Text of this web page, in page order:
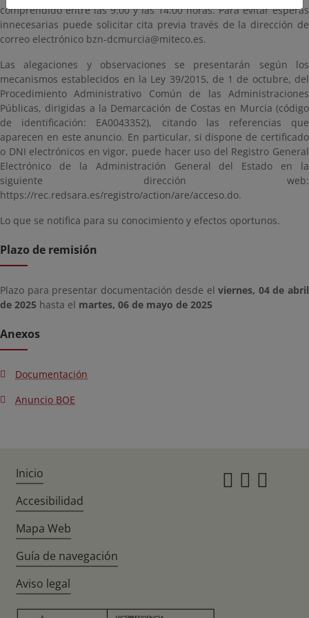
comprendido entre las 9:00 y las 14:00 horas. Para evitar esperas
innecesarias puede solicitar cita previa través de la dirección de
correo electrónico bzn-dcmurcia@miteco.es.
Las alegaciones y observaciones se presentarán según los
mecanismos establecidos en la Ley 39/2015, de 1 de octubre, del
Procedimiento Administrativo Común de las Administraciones
Públicas, dirigidas a la Demarcación de Costas en Murcia (código
de identificación: EA0043352), citando las referencias que
aparecen en este anuncio. En particular, si dispone de certificado
o DNI electrónicos en vigor, puede hacer uso del Registro General
Electrónico de la Administración General del Estado en la
siguiente dirección web:
https://rec.redsara.es/registro/action/are/acceso.do.
Lo que se notifica para su conocimiento y efectos oportunos.
Plazo de remisión
Plazo para presentar documentación desde elviernes, 04 de abril
de 2025 hasta el martes, 06 de mayo de 2025
Anexos
Documentación
Anuncio BOE
Inicio
Accesibilidad
Mapa Web
Guía de navegación
Aviso legal